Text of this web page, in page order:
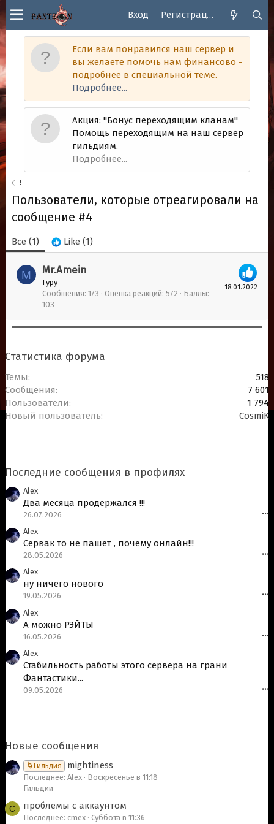
Вход Регистрация
Если вам понравился наш сервер и
вы желаете помочь нам финансово -
подробнее в специальной теме.
Подробнее...
Акция: "Бонус переходящим кланам"
Помощь переходящим на наш сервер
гильдиям.
Подробнее...
!
Пользователи, которые отреагировали на
сообщение #4
Все (1) Like (1)
M
18.01.2022
Mr.Amein
Гуру
Сообщения 173 Оценка реакций 572
Баллы
103
Статистика форума
Темы
518
Сообщения
7 601
Пользователи
1 794
Новый пользователь
CosmiK
Последние сообщения в профилях
Alex
Два месяца продержался !!!
26.07.2026 •••
Alex
Сервак то не пашет , почему онлайн!!!
28.05.2026 •••
Alex
ну ничего нового
19.05.2026 •••
Alex
А можно РЭЙТЫ
16.05.2026 •••
Alex
Стабильность работы этого сервера на грани
Фантастики...
09.05.2026 •••
Новые сообщения
🌀Гильдия mightiness
Последнее: Alex
Воскресенье в 11:18
Гильдии
C проблемы с аккаунтом
Последнее: cmex
Суббота в 11:36